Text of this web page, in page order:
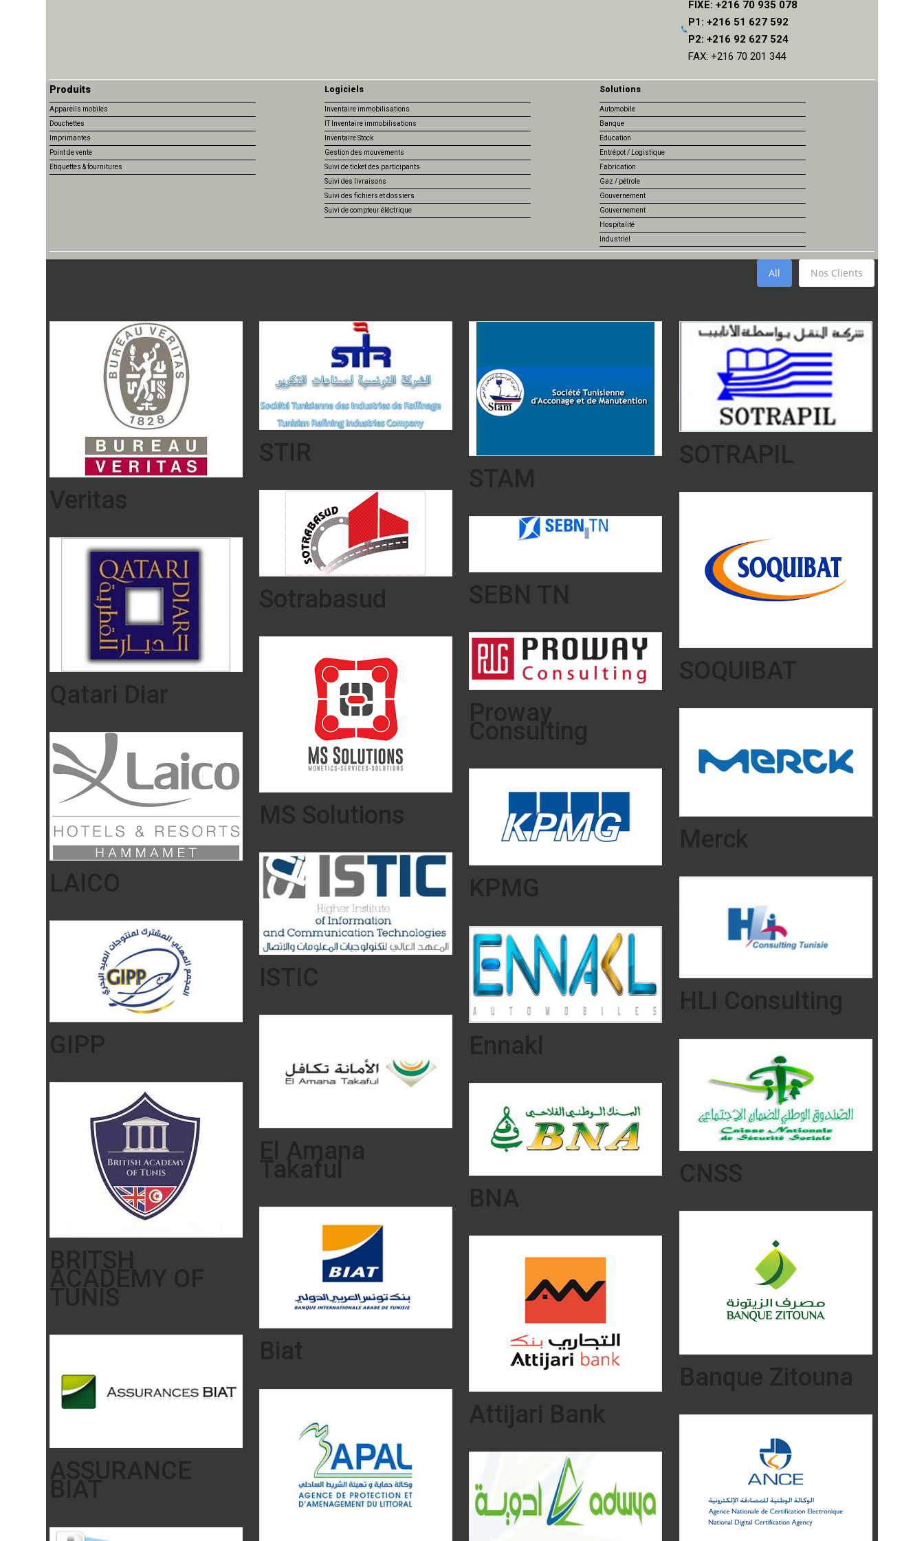
FIXE: +216 70 935 078
P1: +216 51 627 592
P2: +216 92 627 524
FAX: +216 70 201 344
Produits
Appareils mobiles
Douchettes
Imprimantes
Point de vente
Etiquettes & fournitures
Logiciels
Inventaire immobilisations
IT Inventaire immobilisations
Inventaire Stock
Gestion des mouvements
Suivi de ticket des participants
Suivi des livraisons
Suivi des fichiers et dossiers
Suivi de compteur éléctrique
Solutions
Automobile
Banque
Education
Entrépot / Logistique
Fabrication
Gaz / pétrole
Gouvernement
Gouvernement
Hospitalité
Industriel
All Nos Clients
Veritas
STIR
STAM
SOTRAPIL
Sotrabasud
SOQUIBAT
SEBN TN
Qatari Diar
Proway
Consulting
MS Solutions
Merck
LAICO
KPMG
ISTIC
HLI Consulting
GIPP
Ennakl
El Amana
Takaful CNSS
BRITSH
ACADEMY OF
TUNIS
BNA
Biat
Banque Zitouna
Attijari Bank
ASSURANCE
BIAT